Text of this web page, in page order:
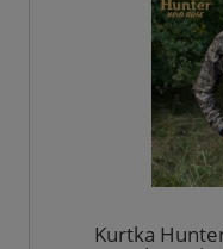
Kurtka